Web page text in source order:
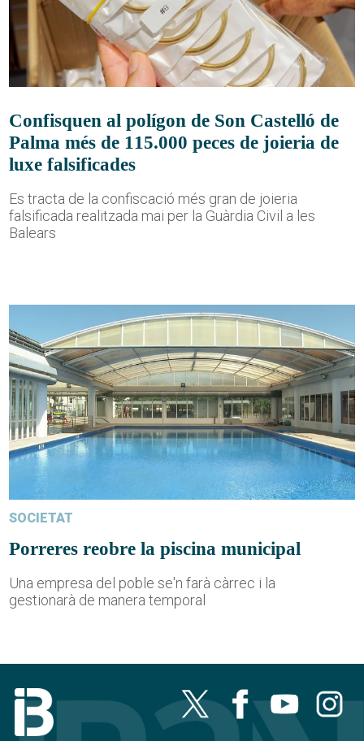
Confisquen al polígon de Son Castelló de
Palma més de 115.000 peces de joieria de
luxe falsificades
Es tracta de la confiscació més gran de joieria
falsificada realitzada mai per la Guàrdia Civil a les
Balears
SOCIETAT
Porreres reobre la piscina municipal
Una empresa del poble se'n farà càrrec i la
gestionarà de manera temporal